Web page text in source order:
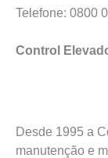
Telefone:
Control
Desde 1995 a
manutenção e